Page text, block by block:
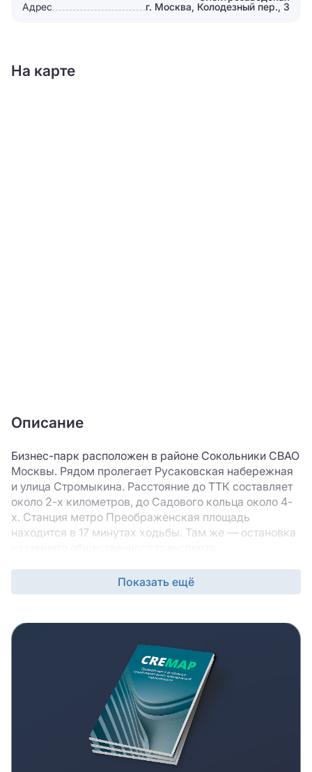
Адрес
г. Москва, Колодезный пер., 3
На карте
Описание
Бизнес-парк расположен в районе Сокольники СВАО
Москвы. Рядом пролегает Русаковская набережная
и улица Стромыкина. Расстояние до ТТК составляет
около 2-х километров, до Садового кольца около 4-
х. Станция метро Преображенская площадь
находится в 17 минутах ходьбы. Там же — остановка
БЦ «Весна» представляет собой комплекс 3-х и 4-
отреставрированы в одной цветовой гамме и вместе
составляют целостный деловой образ объекта.
Прилегающая территория облагорожена на
обустроена: здесь есть лавочки, клумбы с цветами,
зеленые насаждения, декоративные фонари. Для
аренды представлены площади смешанной
планировки с качественной стандартной отделкой.
Дополнительная информация о БЦ «Весна»
Показать ещё